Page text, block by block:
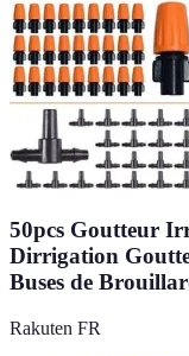
50pcs Goutteur
Dirrigation
Buses de
Rakuten FR